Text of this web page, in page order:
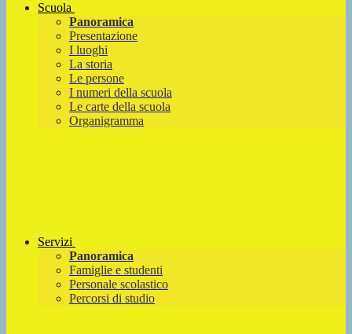
Scuola
Panoramica
Presentazione
I luoghi
La storia
Le persone
I numeri della scuola
Le carte della scuola
Organigramma
Servizi
Panoramica
Famiglie e studenti
Personale scolastico
Percorsi di studio